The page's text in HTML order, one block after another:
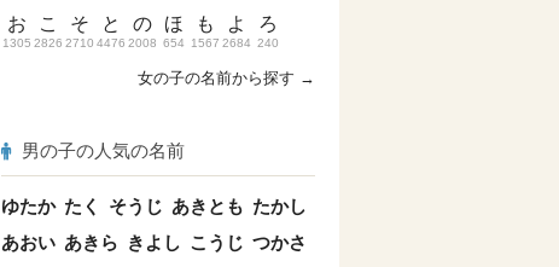
お
1305
こ
2826
そ
2710
と
4476
の
2008
ほ
654
も
1567
よ
2684
ろ
240
女の子の名前から探す →
男の子の人気の名前
ゆたか たく そうじ あきとも たかし
あおい あきら きよし こうじ つかさ